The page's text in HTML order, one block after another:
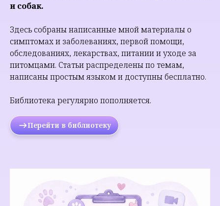
и собак.
Здесь собраны написанные мной материалы о
симптомах и заболеваниях, первой помощи,
обследованиях, лекарствах, питании и уходе за
питомцами. Статьи распределены по темам,
написаны простым языком и доступны бесплатно.
Библиотека регулярно пополняется.
Перейти в библиотеку